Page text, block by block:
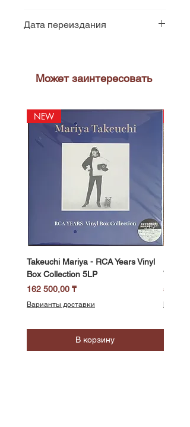
Дата переиздания
Может заинтересовать
NEW
Takeuchi Mariya - RCA Years Vinyl
Box Collection 5LP
Цена
162 500,00 ₸
Варианты доставки
В корзину
Vinyl)
Цена
58